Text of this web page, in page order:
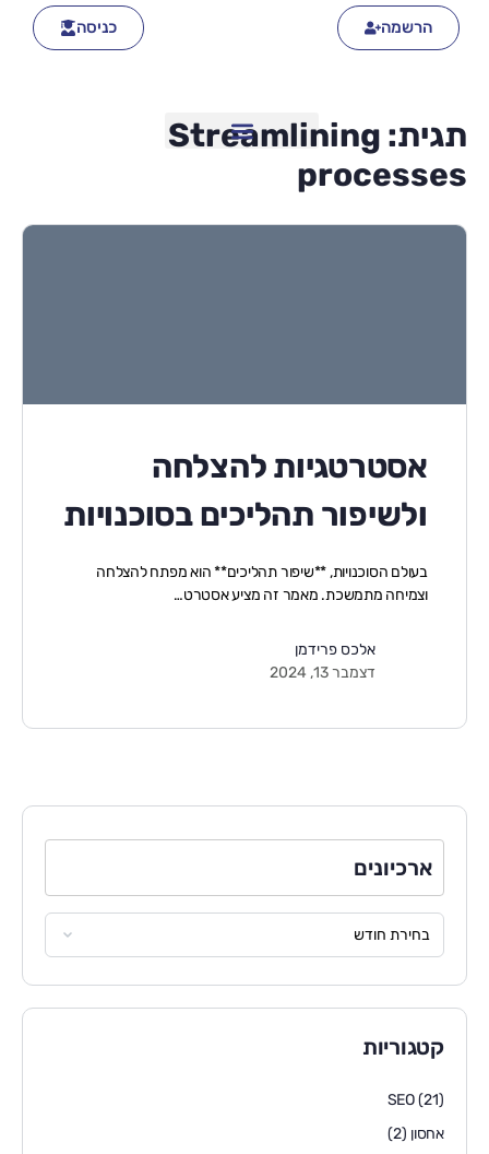
הרשמה כניסה
תגית: Streamlining
processes
אסטרטגיות להצלחה
ולשיפור תהליכים בסוכנויות
בעולם הסוכנויות, **שיפור תהליכים** הוא מפתח להצלחה
וצמיחה מתמשכת. מאמר זה מציע אסטרט…
אלכס פרידמן
דצמבר 13, 2024
ארכיונים
קטגוריות
SEO(21)
אחסון (2)